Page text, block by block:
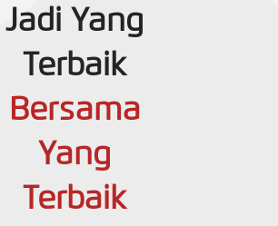
Jadi Yang
Terbaik
Bersama
Yang
Terbaik